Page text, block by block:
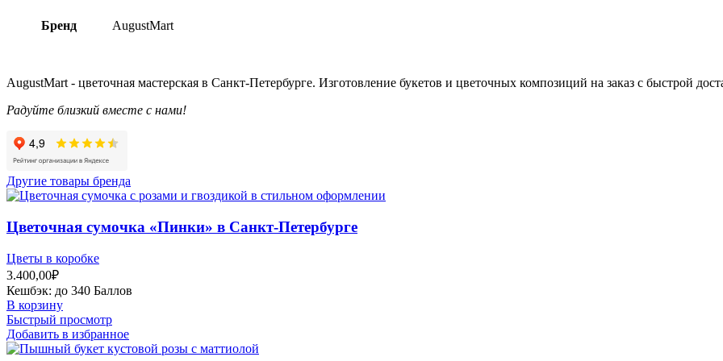
Бренд AugustMart
AugustMart - цветочная мастерская в Санкт-Петербурге. Изготовление букетов и цветочных композиций на заказ c быстрой
Радуйте близкий вместе с нами!
Другие товары бренда
Цветочная сумочка «Пинки» в Санкт-Петербурге
Цветы в коробке
3.400,00₽
Кешбэк: до 340 Баллов
В корзину
Быстрый просмотр
Добавить в избранное